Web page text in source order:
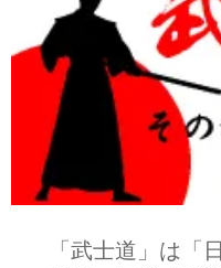
「武士道」は「